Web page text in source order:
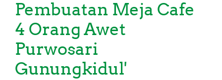
Pembuatan Meja Cafe
4 Orang Awet
Purwosari
Gunungkidul'